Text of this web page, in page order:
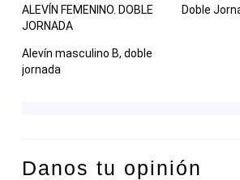
ALEVÍN FEMENINO. DOBLE
JORNADA
Doble
Alevín masculino B, doble
jornada
Danos tu opinión